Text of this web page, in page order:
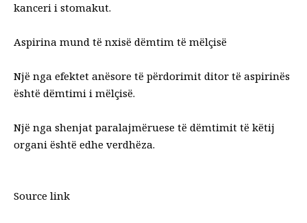
kanceri i stomakut.
Aspirina mund të nxisë dëmtim të mëlçisë
Një nga efektet anësore të përdorimit ditor të aspirinës
është dëmtimi i mëlçisë.
Një nga shenjat paralajmëruese të dëmtimit të këtij
organi është edhe verdhëza.
Source link